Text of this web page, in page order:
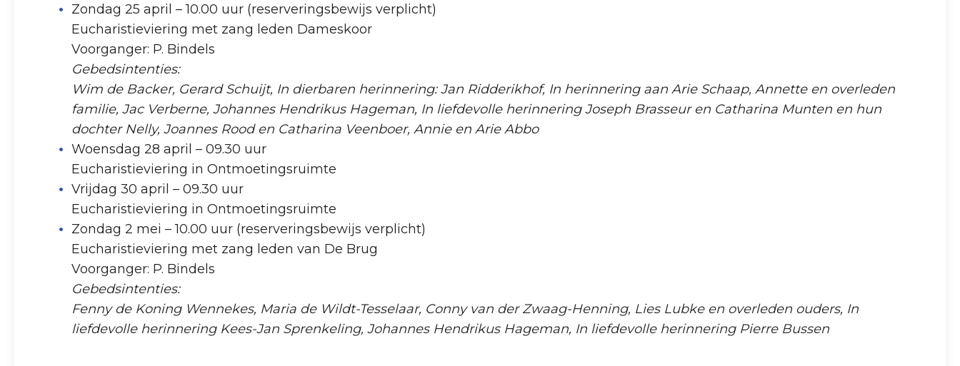
Zondag 25 april – 10.00 uur (reserveringsbewijs verplicht)
Eucharistieviering met zang leden Dameskoor
Voorganger: P. Bindels
Gebedsintenties:
Wim de Backer, Gerard Schuijt, In dierbaren herinnering: Jan Ridderikhof, In herinnering aan Arie Schaap, Annette en overleden
familie, Jac Verberne, Johannes Hendrikus Hageman, In liefdevolle herinnering Joseph Brasseur en Catharina Munten en hun
dochter Nelly, Joannes Rood en Catharina Veenboer, Annie en Arie Abbo
Woensdag 28 april – 09.30 uur
Eucharistieviering in Ontmoetingsruimte
Vrijdag 30 april – 09.30 uur
Eucharistieviering in Ontmoetingsruimte
Zondag 2 mei – 10.00 uur (reserveringsbewijs verplicht)
Eucharistieviering met zang leden van De Brug
Voorganger: P. Bindels
Gebedsintenties:
Fenny de Koning Wennekes, Maria de Wildt-Tesselaar, Conny van der Zwaag-Henning, Lies Lubke en overleden ouders, In
liefdevolle herinnering Kees-Jan Sprenkeling, Johannes Hendrikus Hageman, In liefdevolle herinnering Pierre Bussen